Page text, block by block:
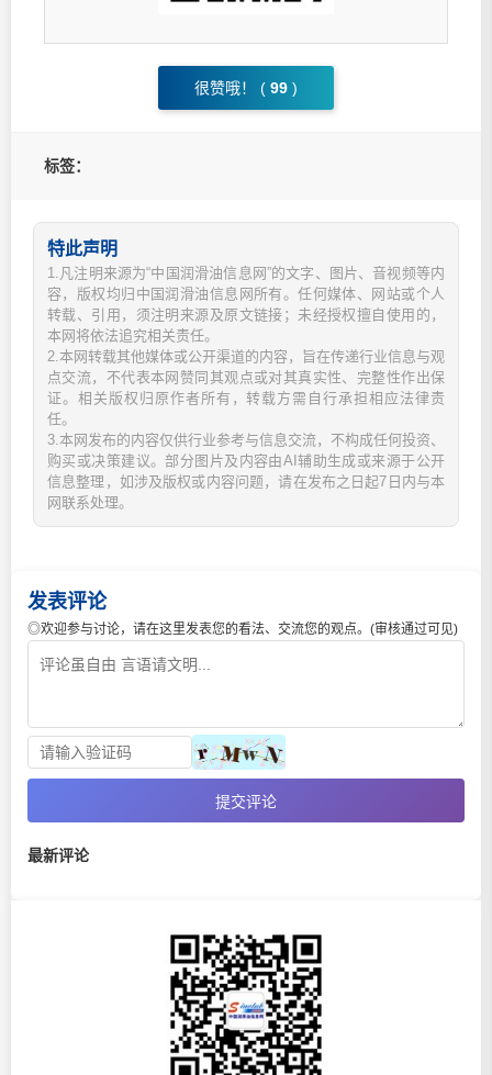
很赞哦！ ( 99 )
标签：
特此声明
1.凡注明来源为“中国润滑油信息网”的文字、图片、音视频等内
容，版权均归中国润滑油信息网所有。任何媒体、网站或个人
转载、引用，须注明来源及原文链接；未经授权擅自使用的，
本网将依法追究相关责任。
2.本网转载其他媒体或公开渠道的内容，旨在传递行业信息与观
点交流，不代表本网赞同其观点或对其真实性、完整性作出保
证。相关版权归原作者所有，转载方需自行承担相应法律责
任。
3.本网发布的内容仅供行业参考与信息交流，不构成任何投资、
购买或决策建议。部分图片及内容由AI辅助生成或来源于公开
信息整理，如涉及版权或内容问题，请在发布之日起7日内与本
网联系处理。
发表评论
◎欢迎参与讨论，请在这里发表您的看法、交流您的观点。(审核通过可见)
提交评论
最新评论